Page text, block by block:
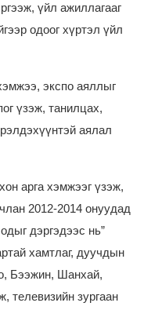
үйл ажиллагааг
одоог хүртэл үйл
экспо аяллыг
үзэж, танилцах,
аялал
арга хэмжээг үзэж,
2012-2014 онуудад
дэргэдээс нь”
хамтлаг, дуучдын
Бээжин, Шанхай,
телевизийн зургаан